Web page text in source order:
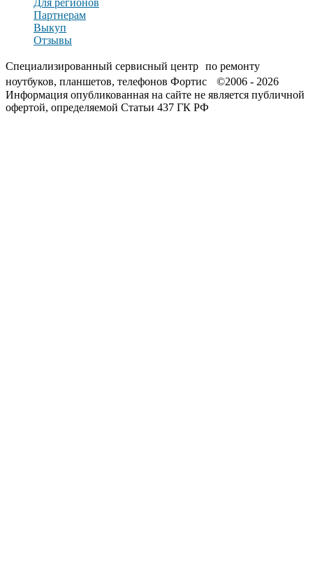
Для регионов
Партнерам
Выкуп
Отзывы
Специализированный сервисный центр по ремонту
ноутбуков, планшетов, телефонов Фортис ©2006 - 2026
Информация опубликованная на сайте не является публичной
офертой, определяемой Статьи 437 ГК РФ